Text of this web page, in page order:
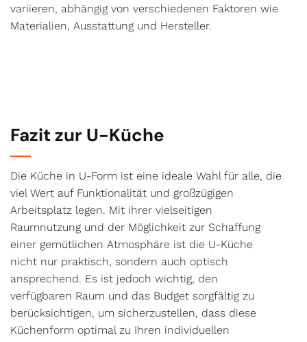
variieren, abhängig von verschiedenen Faktoren wie
Materialien, Ausstattung und Hersteller.
Fazit zur U-Küche
Die Küche in U-Form ist eine ideale Wahl für alle, die
viel Wert auf Funktionalität und großzügigen
Arbeitsplatz legen. Mit ihrer vielseitigen
Raumnutzung und der Möglichkeit zur Schaffung
einer gemütlichen Atmosphäre ist die U-Küche
nicht nur praktisch, sondern auch optisch
ansprechend. Es ist jedoch wichtig, den
verfügbaren Raum und das Budget sorgfältig zu
berücksichtigen, um sicherzustellen, dass diese
Küchenform optimal zu Ihren individuellen